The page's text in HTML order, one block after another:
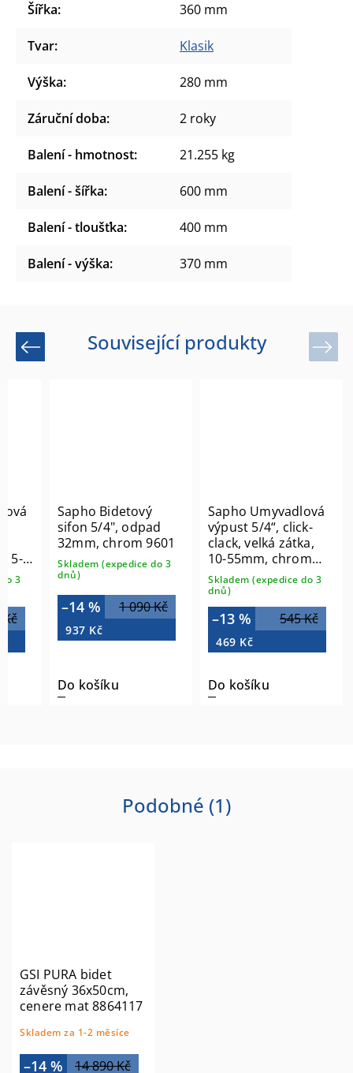
Šířka: 360 mm
Tvar: Klasik
Výška: 280 mm
Záruční doba: 2 roky
Balení - hmotnost: 21.255 kg
Balení - šířka: 600 mm
Balení - tloušťka: 400 mm
Balení - výška: 370 mm
Související produkty
Previous
5-
3
Sapho Bidetový
sifon 5/4", odpad
32mm, chrom 9601
Skladem (expedice do 3
dnů)
1 090 Kč
–14 %
937 Kč
Do košíku
Sapho Umyvadlová
výpust 5/4“, click-
clack, velká zátka,
10-55mm, chrom
CV1002
Skladem (expedice do 3
dnů)
545 Kč
–13 %
469 Kč
Do košíku
Next
Podobné (1)
GSI PURA bidet
závěsný 36x50cm,
cenere mat 8864117
Skladem za 1-2 měsíce
14 890 Kč
–14 %